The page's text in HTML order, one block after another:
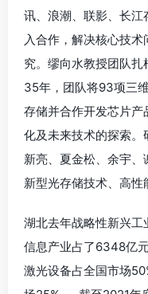
讯、浪潮、联影、长
入合作，解决核心技
究。缪向水教授团队
35年，团队将93项三
存储并合作开发芯片
化及未来技术的探索
新亮、夏金松、余宇、
新型光存储技术、高
湖北去年战略性新兴
信息产业占了6348亿
激光设备占全国市场